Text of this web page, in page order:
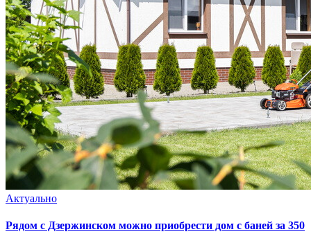
Актуально
Рядом с Дзержинском можно приобрести дом с баней за 350